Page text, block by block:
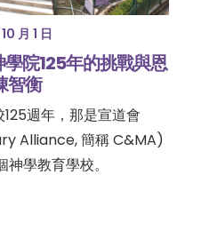
月 1 日
院125年的挑戰與恩
智衡
週年，那是宣道會
Alliance, 簡稱 C&MA)
學教育學校。